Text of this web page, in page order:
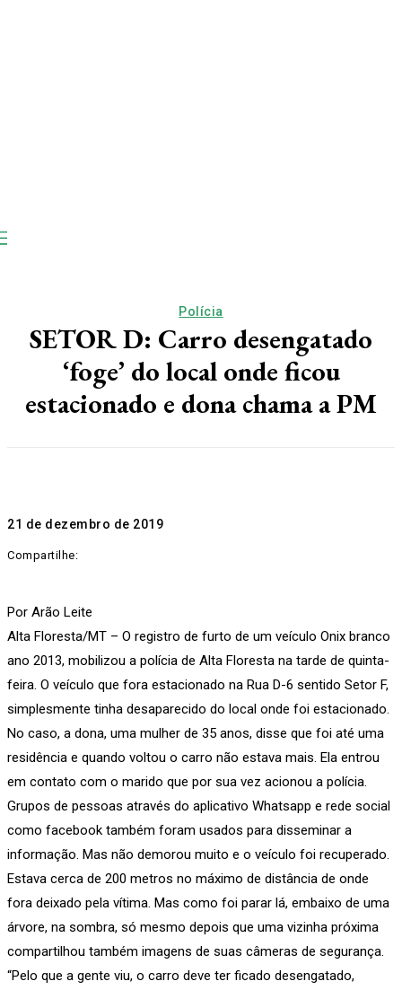
Polícia
SETOR D: Carro desengatado
‘foge’ do local onde ficou
estacionado e dona chama a PM
21 de dezembro de 2019
Compartilhe:
Por Arão Leite
Alta Floresta/MT – O registro de furto de um veículo Onix branco
ano 2013, mobilizou a polícia de Alta Floresta na tarde de quinta-
feira. O veículo que fora estacionado na Rua D-6 sentido Setor F,
simplesmente tinha desaparecido do local onde foi estacionado.
No caso, a dona, uma mulher de 35 anos, disse que foi até uma
residência e quando voltou o carro não estava mais. Ela entrou
em contato com o marido que por sua vez acionou a polícia.
Grupos de pessoas através do aplicativo Whatsapp e rede social
como facebook também foram usados para disseminar a
informação. Mas não demorou muito e o veículo foi recuperado.
Estava cerca de 200 metros no máximo de distância de onde
fora deixado pela vítima. Mas como foi parar lá, embaixo de uma
árvore, na sombra, só mesmo depois que uma vizinha próxima
compartilhou também imagens de suas câmeras de segurança.
“Pelo que a gente viu, o carro deve ter ficado desengatado,